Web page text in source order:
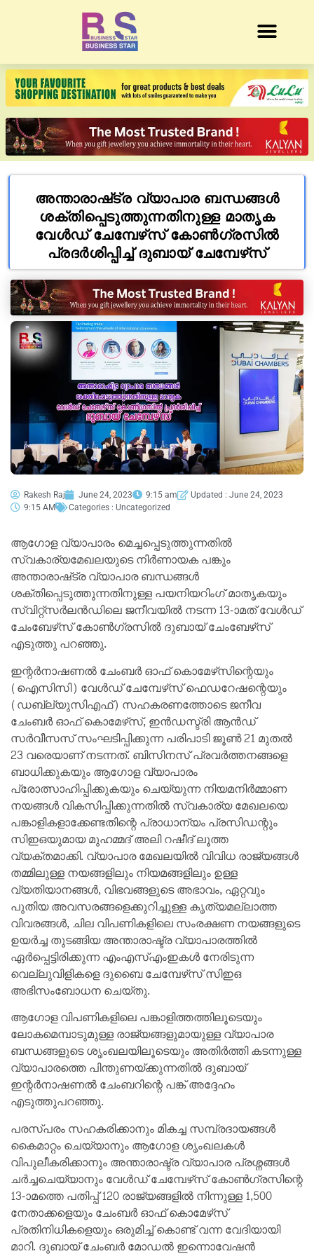
അന്താരാഷ്‌ട്ര വ്യാപാര ബന്ധങ്ങൾ
ശക്തിപ്പെടുത്തുന്നതിനുള്ള മാതൃക
വേൾഡ് ചേമ്പേഴ്‌സ് കോൺഗ്രസിൽ
പ്രദർശിപ്പിച്ച് ദുബായ് ചേമ്പേഴ്‌സ്
Rakesh Raj June 24, 2023 9:15 am
Updated : June 24, 2023
9:15 AM
Categories : Uncategorized
ആഗോള വ്യാപാരം മെച്ചപ്പെടുത്തുന്നതിൽ
സ്വകാര്യമേഖലയുടെ നിർണായക പങ്കും
അന്താരാഷ്‌ട്ര വ്യാപാര ബന്ധങ്ങൾ
ശക്തിപ്പെടുത്തുന്നതിനുള്ള പയനിയറിംഗ് മാതൃകയും
സ്വിറ്റ്‌സർലൻഡിലെ ജനീവയിൽ നടന്ന 13-ാമത് വേൾഡ്
ചേംബേഴ്‌സ് കോൺഗ്രസിൽ ദുബായ് ചേംബേഴ്‌സ്
എടുത്തു പറഞ്ഞു.
ഇന്റർനാഷണൽ ചേംബർ ഓഫ് കൊമേഴ്‌സിന്റെയും
(ഐസിസി) വേൾഡ് ചേമ്പേഴ്‌സ് ഫെഡറേഷന്റെയും
(ഡബ്ല്യുസിഎഫ്) സഹകരണത്തോടെ ജനീവ
ചേംബർ ഓഫ് കൊമേഴ്‌സ്, ഇൻഡസ്ട്രി ആൻഡ്
സർവീസസ് സംഘടിപ്പിക്കുന്ന പരിപാടി ജൂൺ 21 മുതൽ
23 വരെയാണ് നടന്നത്. ബിസിനസ് പ്രവർത്തനങ്ങളെ
ബാധിക്കുകയും ആഗോള വ്യാപാരം
പ്രോത്സാഹിപ്പിക്കുകയും ചെയ്യുന്ന നിയമനിർമ്മാണ
നയങ്ങൾ വികസിപ്പിക്കുന്നതിൽ സ്വകാര്യ മേഖലയെ
പങ്കാളികളാക്കേണ്ടതിന്റെ പ്രാധാന്യം പ്രസിഡന്റും
സിഇഒയുമായ മുഹമ്മദ് അലി റഷീദ് ലൂത്ത
വ്യക്തമാക്കി. വ്യാപാര മേഖലയിൽ വിവിധ രാജ്യങ്ങൾ
തമ്മിലുള്ള നയങ്ങളിലും നിയമങ്ങളിലും ഉള്ള
വ്യതിയാനങ്ങൾ, വിഭവങ്ങളുടെ അഭാവം, ഏറ്റവും
പുതിയ അവസരങ്ങളെക്കുറിച്ചുള്ള കൃത്യമല്ലാത്ത
വിവരങ്ങൾ, ചില വിപണികളിലെ സംരക്ഷണ നയങ്ങളുടെ
ഉയർച്ച തുടങ്ങിയ അന്താരാഷ്ട്ര വ്യാപാരത്തിൽ
ഏർപ്പെട്ടിരിക്കുന്ന എംഎസ്എംഇകൾ നേരിടുന്ന
വെല്ലുവിളികളെ ദുബൈ ചേമ്പേഴ്‌സ് സിഇഒ
അഭിസംബോധന ചെയ്തു.
ആഗോള വിപണികളിലെ പങ്കാളിത്തത്തിലൂടെയും
ലോകമെമ്പാടുമുള്ള രാജ്യങ്ങളുമായുള്ള വ്യാപാര
ബന്ധങ്ങളുടെ ശൃംഖലയിലൂടെയും അതിർത്തി കടന്നുള്ള
വ്യാപാരത്തെ പിന്തുണയ്ക്കുന്നതിൽ ദുബായ്
ഇന്റർനാഷണൽ ചേംബറിന്റെ പങ്ക് അദ്ദേഹം
എടുത്തുപറഞ്ഞു.
പരസ്പരം സഹകരിക്കാനും മികച്ച സമ്പ്രദായങ്ങൾ
കൈമാറ്റം ചെയ്യാനും ആഗോള ശൃംഖലകൾ
വിപുലീകരിക്കാനും അന്താരാഷ്ട്ര വ്യാപാര പ്രശ്നങ്ങൾ
ചർച്ചചെയ്യാനും വേൾഡ് ചേമ്പേഴ്‌സ് കോൺഗ്രസിന്റെ
13-ാമത്തെ പതിപ്പ് 120 രാജ്യങ്ങളിൽ നിന്നുള്ള 1,500
നേതാക്കളെയും ചേംബർ ഓഫ് കൊമേഴ്‌സ്
പ്രതിനിധികളെയും ഒരുമിച്ച് കൊണ്ട് വന്ന വേദിയായി
മാറി. ദുബായ് ചേംബർ മോഡൽ ഇന്നൊവേഷൻ